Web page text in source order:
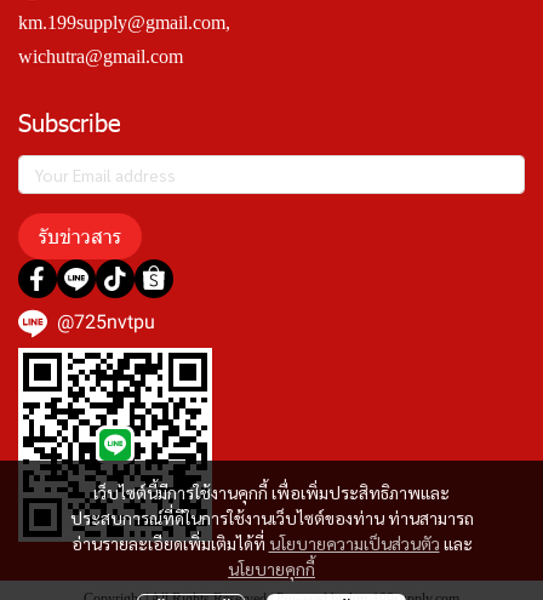
เว็บไซต์นี้มีการใช้งานคุกกี้ เพื่อเพิ่มประสิทธิภาพและ
ประสบการณ์ที่ดีในการใช้งานเว็บไซต์ของท่าน ท่านสามารถ
อ่านรายละเอียดเพิ่มเติมได้ที่ นโยบายความเป็นส่วนตัว และ
นโยบายคุกกี้
km.199supply@gmail.com,
wichutra@gmail.com
Subscribe
รับข่าวสาร
@725nvtpu